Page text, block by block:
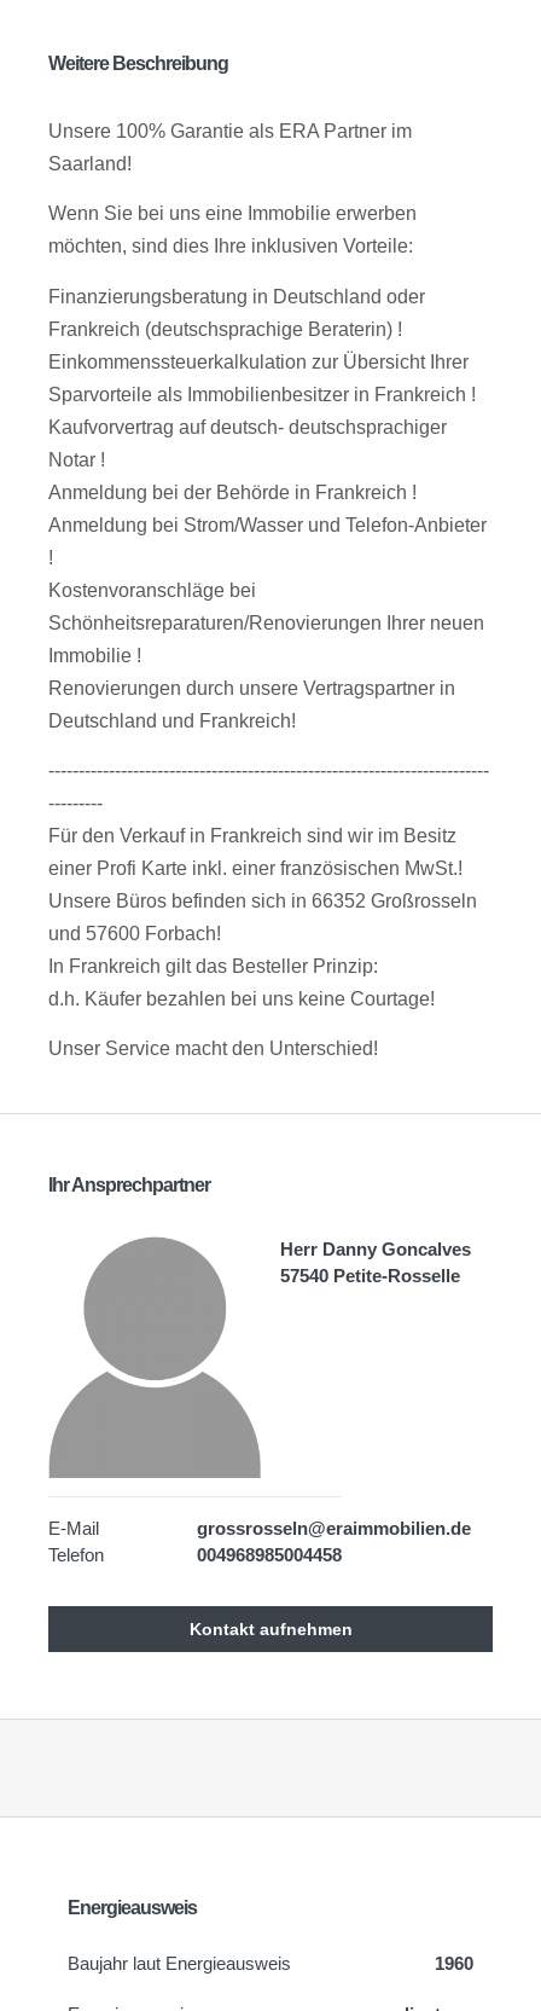
Weitere Beschreibung
Unsere 100% Garantie als ERA Partner im
Saarland!
Wenn Sie bei uns eine Immobilie erwerben
möchten, sind dies Ihre inklusiven Vorteile:
Finanzierungsberatung in Deutschland oder
Frankreich (deutschsprachige Beraterin) !
Einkommenssteuerkalkulation zur Übersicht Ihrer
Sparvorteile als Immobilienbesitzer in Frankreich !
Kaufvorvertrag auf deutsch- deutschsprachiger
Notar !
Anmeldung bei der Behörde in Frankreich !
Anmeldung bei Strom/Wasser und Telefon-Anbieter
!
Kostenvoranschläge bei
Schönheitsreparaturen/Renovierungen Ihrer neuen
Immobilie !
Renovierungen durch unsere Vertragspartner in
Deutschland und Frankreich!
-------------------------------------------------------------------------
---------
Für den Verkauf in Frankreich sind wir im Besitz
einer Profi Karte inkl. einer französischen MwSt.!
Unsere Büros befinden sich in 66352 Großrosseln
und 57600 Forbach!
In Frankreich gilt das Besteller Prinzip:
d.h. Käufer bezahlen bei uns keine Courtage!
Unser Service macht den Unterschied!
Ihr Ansprechpartner
Herr Danny Goncalves
57540 Petite-Rosselle
E-Mail
grossrosseln@eraimmobilien.de
Telefon
004968985004458
Kontakt aufnehmen
Energieausweis
Baujahr laut Energieausweis 1960